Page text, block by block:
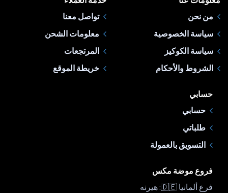
من نحن
سياسة الخصوصية
سياسة الكوكيز
الشروط والأحكام
تواصل معنا
معلومات الشحن
المرتجعات
خريطة الموقع
حسابي
حسابي
طلباتي
التسويق بالعمولة
فروع موضة مكس
فرع ألمانيا 🇩🇪: هيرنه